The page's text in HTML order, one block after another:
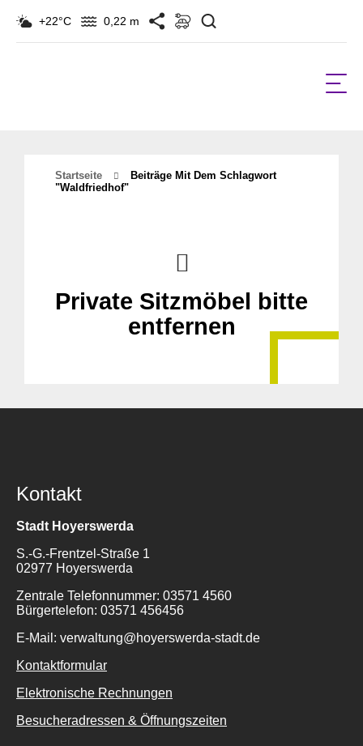
+22°C 0,22 m
Startseite
Beiträge Mit Dem Schlagwort
"waldfriedhof"
Private Sitzmöbel bitte
entfernen
Kontakt
Stadt Hoyerswerda
S.-G.-Frentzel-Straße 1
02977 Hoyerswerda
Zentrale Telefonnummer: 03571 4560
Bürgertelefon: 03571 456456
E-Mail: verwaltung@hoyerswerda-stadt.de
Kontaktformular
Elektronische Rechnungen
Besucheradressen & Öffnungszeiten